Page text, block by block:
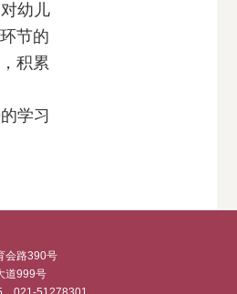
幼儿
节的
积累
学习
会路390号
道999号